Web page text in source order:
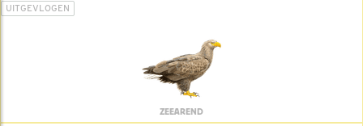
UITGEVLOGEN
ZEEAREND